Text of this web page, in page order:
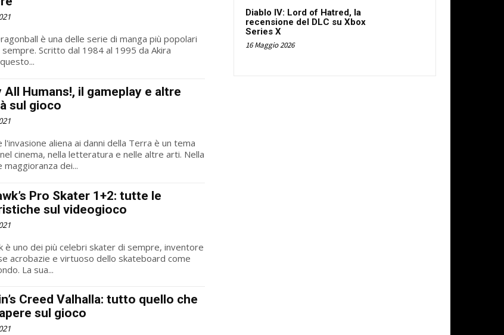
è una delle serie di manga più popolari
Scritto dal 1984 al 1995 da Akira
All Humans!, il gameplay e altre
sul gioco
l'invasione aliena ai danni della Terra è un tema
cinema, nella letteratura e nelle altre arti. Nella
dei...
Pro Skater 1+2: tutte le
sul videogioco
è uno dei più celebri skater di sempre, inventore
acrobazie e virtuoso dello skateboard come
La sua...
Creed Valhalla: tutto quello che
sul gioco
Diablo IV: Lord of Hatred, la
recensione del DLC su Xbox
Series X
16 Maggio 2026